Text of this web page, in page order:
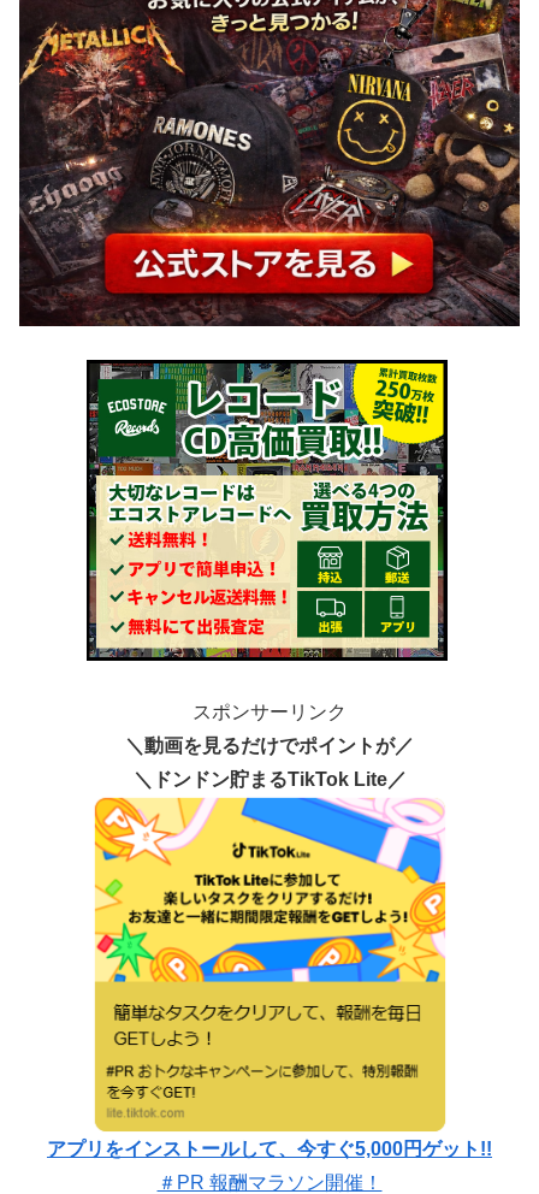
スポンサーリンク
＼動画を見るだけでポイントが／
＼ドンドン貯まるTikTok Lite／
アプリをインストールして、今すぐ5,000円ゲット!!
＃PR 報酬マラソン開催！